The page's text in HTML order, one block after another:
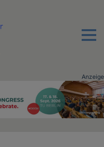
Menu
Anzeige